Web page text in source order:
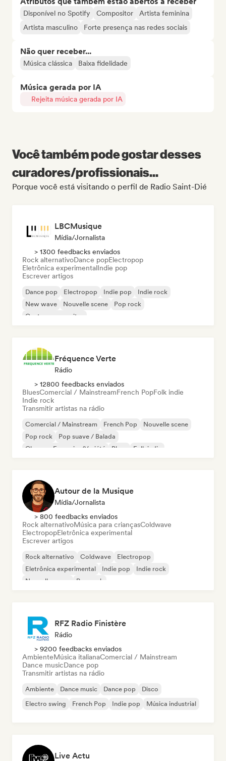
Disponível no Spotify Compositor
Artista feminina
Artista masculino
Forte presença nas redes sociais
Não quer receber...
Música clássica Baixa fidelidade
Música gerada por IA
Rejeita música gerada por IA
Você também pode gostar desses
curadores/profissionais...
Porque você está visitando o perfil de Radio Saint-Dié
LBCMusique
Mídia/Jornalista
> 1300 feedbacks enviados
Rock alternativoDance popElectropop
Eletrônica experimentalIndie pop
Escrever artigos
Dance pop Electropop Indie pop
Indie rock
New wave
Nouvelle scene
Pop rock
Cantor-compositor
Fréquence Verte
Rádio
> 12800 feedbacks enviados
BluesComercial / MainstreamFrench PopFolk indie
Indie rock
Transmitir artistas na rádio
Comercial / Mainstream French Pop
Nouvelle scene
Pop rock
Pop suave / Balada
Chanson Française/Variété
Blues Folk indie
Autour de la Musique
Mídia/Jornalista
> 800 feedbacks enviados
Rock alternativoMúsica para criançasColdwave
ElectropopEletrônica experimental
Escrever artigos
Rock alternativo Coldwave
Electropop
Eletrônica experimental
Indie pop
Indie rock
Nouvelle scene
Pop rock
RFZ Radio Finistère
Rádio
> 9200 feedbacks enviados
AmbienteMúsica italianaComercial / Mainstream
Dance musicDance pop
Transmitir artistas na rádio
Ambiente Dance music Dance pop
Disco
Electro swing
French Pop Indie pop Música industrial
Live Actu